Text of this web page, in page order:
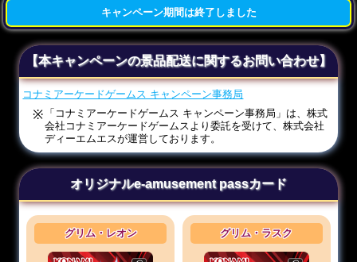
キャンペーン期間は終了しました
【本キャンペーンの景品配送に関するお問い合わせ】
コナミアーケードゲームス キャンペーン事務局
「コナミアーケードゲームス キャンペーン事務局」は、株式
会社コナミアーケードゲームスより委託を受けて、株式会社
ディーエムエスが運営しております。
オリジナルe-amusement passカード
グリム・レオン グリム・ラスク